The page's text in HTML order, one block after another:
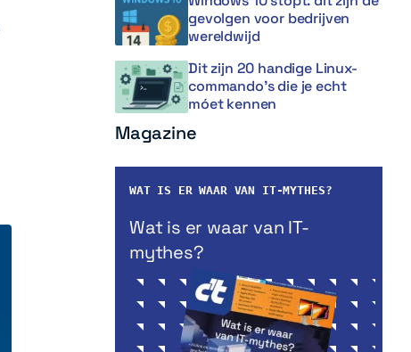
gevolgen voor bedrijven
wereldwijd
Dit zijn 20 handige Linux-
commando’s die je echt
móet kennen
Magazine
WAT IS ER WAAR VAN IT-MYTHES?
Wat is er waar van IT-
mythes?